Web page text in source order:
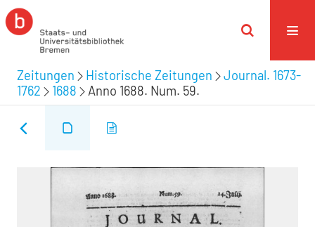
Zeitungen Historische Zeitungen
Journal. 1673-
1762
1688 Anno 1688. Num. 59.